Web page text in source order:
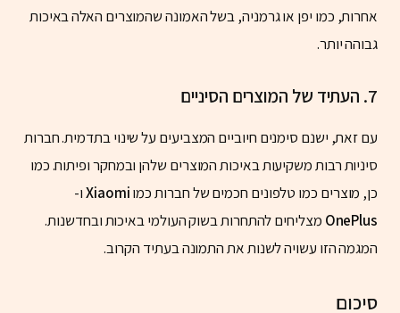
אחרות, כמו יפן או גרמניה, בשל האמונה שהמוצרים האלה באיכות
גבוהה יותר.
7. העתיד של המוצרים הסיניים
עם זאת, ישנם סימנים חיוביים המצביעים על שינוי בתדמית. חברות
סיניות רבות משקיעות באיכות המוצרים שלהן ובמחקר ופיתוח. כמו
כן, מוצרים כמו טלפונים חכמים של חברות כמוXiaomiו-
OnePlus מצליחים להתחרות בשוק העולמי באיכות ובחדשנות.
המגמה הזו עשויה לשנות את התמונה בעתיד הקרוב.
סיכום